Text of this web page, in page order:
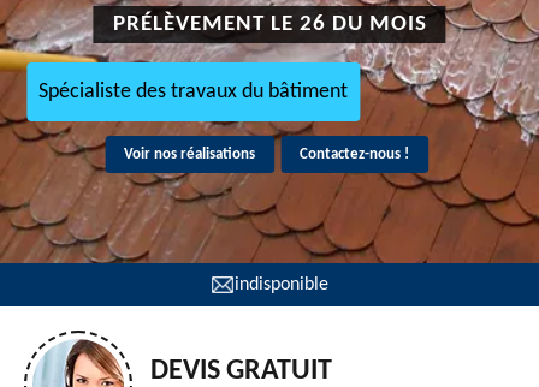
PRÉLÈVEMENT LE 26 DU MOIS
Spécialiste des travaux du bâtiment
Voir nos réalisations Contactez-nous !
indisponible
DEVIS GRATUIT